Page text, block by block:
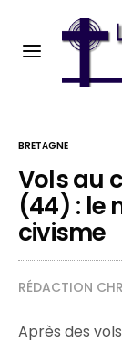
BRETAGNE
Vols au
(44) : le
civisme
RÉDACTION
Après des